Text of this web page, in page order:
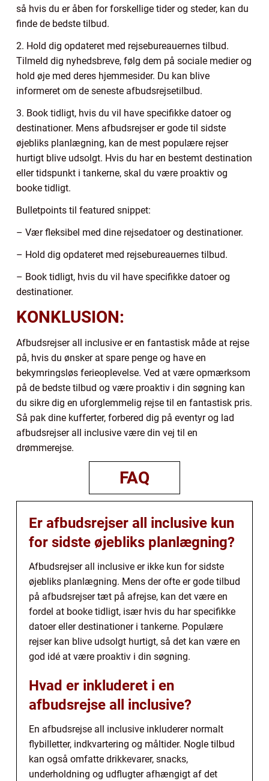
så hvis du er åben for forskellige tider og steder, kan du
finde de bedste tilbud.
2. Hold dig opdateret med rejsebureauernes tilbud.
Tilmeld dig nyhedsbreve, følg dem på sociale medier og
hold øje med deres hjemmesider. Du kan blive
informeret om de seneste afbudsrejsetilbud.
3. Book tidligt, hvis du vil have specifikke datoer og
destinationer. Mens afbudsrejser er gode til sidste
øjebliks planlægning, kan de mest populære rejser
hurtigt blive udsolgt. Hvis du har en bestemt destination
eller tidspunkt i tankerne, skal du være proaktiv og
booke tidligt.
Bulletpoints til featured snippet:
– Vær fleksibel med dine rejsedatoer og destinationer.
– Hold dig opdateret med rejsebureauernes tilbud.
– Book tidligt, hvis du vil have specifikke datoer og
destinationer.
KONKLUSION:
Afbudsrejser all inclusive er en fantastisk måde at rejse
på, hvis du ønsker at spare penge og have en
bekymringsløs ferieoplevelse. Ved at være opmærksom
på de bedste tilbud og være proaktiv i din søgning kan
du sikre dig en uforglemmelig rejse til en fantastisk pris.
Så pak dine kufferter, forbered dig på eventyr og lad
afbudsrejser all inclusive være din vej til en
drømmerejse.
FAQ
Er afbudsrejser all inclusive kun
for sidste øjebliks planlægning?
Afbudsrejser all inclusive er ikke kun for sidste
øjebliks planlægning. Mens der ofte er gode tilbud
på afbudsrejser tæt på afrejse, kan det være en
fordel at booke tidligt, især hvis du har specifikke
datoer eller destinationer i tankerne. Populære
rejser kan blive udsolgt hurtigt, så det kan være en
god idé at være proaktiv i din søgning.
Hvad er inkluderet i en
afbudsrejse all inclusive?
En afbudsrejse all inclusive inkluderer normalt
flybilletter, indkvartering og måltider. Nogle tilbud
kan også omfatte drikkevarer, snacks,
underholdning og udflugter afhængigt af det